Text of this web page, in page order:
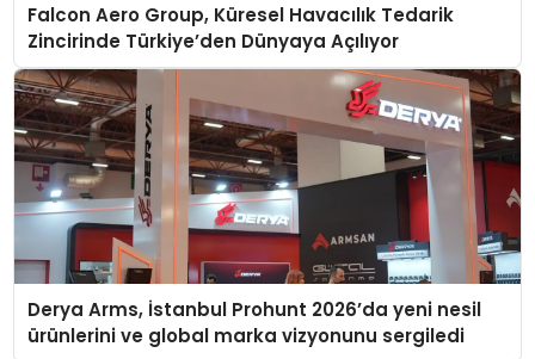
Falcon Aero Group, Küresel Havacılık Tedarik
Zincirinde Türkiye’den Dünyaya Açılıyor
Derya Arms, İstanbul Prohunt 2026’da yeni nesil
ürünlerini ve global marka vizyonunu sergiledi